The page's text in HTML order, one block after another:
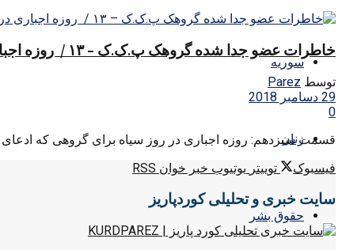
سوریه
زنان
حقوق بشر
خاطرات عضو جدا شده گروهک پ.ک.ک – ۱۳ / روزه اجباری در روز سیاه
توسط Parez
29 دسامبر 2018
0
قسمت سیزدهم: روزه اجباری در روز سیاه برای گروهی که ادعای
فیسبوک
توییتر یوتیوب خبر خوان RSS
سایت خبری و تحلیلی کوردپاریز